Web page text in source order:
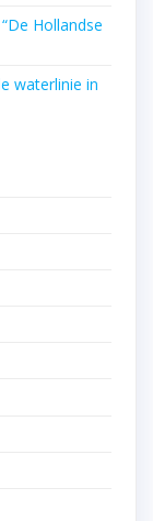
Hollandse
waterlinie in